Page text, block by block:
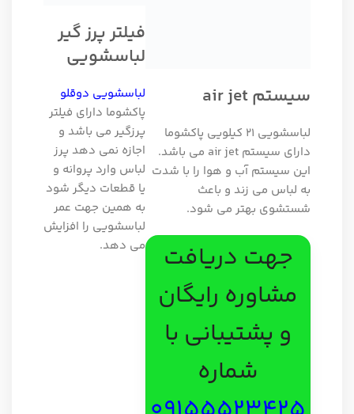
سیستم air jet
لباسشویی 21 کیلویی پاکشوما
دارای سیستم air jet می باشد.
این سیستم آب و هوا را با شدت
به لباس می زند و باعث
شستشوی بهتر می شود.
جهت دریافت
مشاوره رایگان
و پشتیبانی با
شماره
فیلتر پرز گیر
لباسشویی
لباسشویی دوقلو
پاکشوما دارای فیلتر
پرزگیر می باشد و
اجازه نمی دهد پرز
لباس وارد پروانه و
یا قطعات دیگر شود
به همین جهت عمر
لباسشویی را افزایش
می دهد.